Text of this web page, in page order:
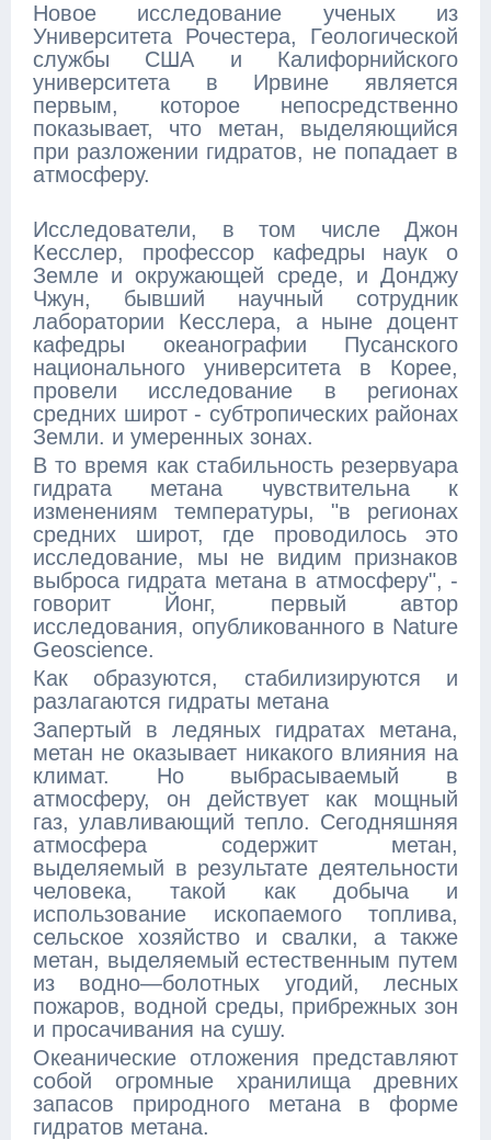
Новое исследование ученых из
Университета Рочестера, Геологической
службы США и Калифорнийского
университета в Ирвине является
первым, которое непосредственно
показывает, что метан, выделяющийся
при разложении гидратов, не попадает в
атмосферу.
Исследователи, в том числе Джон
Кесслер, профессор кафедры наук о
Земле и окружающей среде, и Донджу
Чжун, бывший научный сотрудник
лаборатории Кесслера, а ныне доцент
кафедры океанографии Пусанского
национального университета в Корее,
провели исследование в регионах
средних широт - субтропических районах
Земли. и умеренных зонах.
В то время как стабильность резервуара
гидрата метана чувствительна к
изменениям температуры, "в регионах
средних широт, где проводилось это
исследование, мы не видим признаков
выброса гидрата метана в атмосферу", -
говорит Йонг, первый автор
исследования, опубликованного в Nature
Geoscience.
Как образуются, стабилизируются и
разлагаются гидраты метана
Запертый в ледяных гидратах метана,
метан не оказывает никакого влияния на
климат. Но выбрасываемый в
атмосферу, он действует как мощный
газ, улавливающий тепло. Сегодняшняя
атмосфера содержит метан,
выделяемый в результате деятельности
человека, такой как добыча и
использование ископаемого топлива,
сельское хозяйство и свалки, а также
метан, выделяемый естественным путем
из водно—болотных угодий, лесных
пожаров, водной среды, прибрежных зон
и просачивания на сушу.
Океанические отложения представляют
собой огромные хранилища древних
запасов природного метана в форме
гидратов метана.